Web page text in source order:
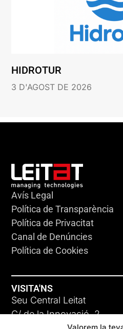
Valorem la
HIDROTUR
3 D'AGOST DE 2026
Avís Legal
Política de Transparència
Política de Privacitat
Canal de Denúncies
Política de Cookies
VISITA'NS
Seu Central Leitat
C/ de la Innovació, 2